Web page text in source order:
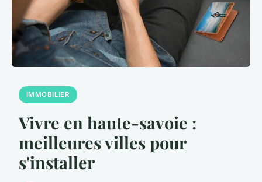
IMMOBILIER
Vivre en haute-savoie :
meilleures villes pour
s'installer